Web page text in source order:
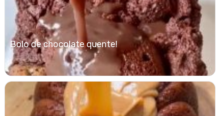
Bolo de chocolate quente!